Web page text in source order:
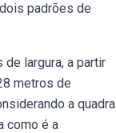
padrões de
largura, a partir
metros de
a quadra
como é a